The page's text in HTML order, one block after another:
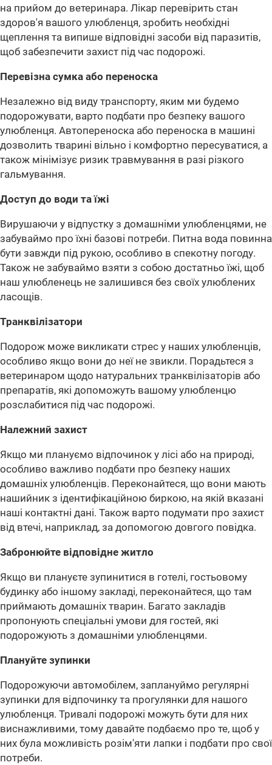
на прийом до ветеринара. Лікар перевірить стан
здоров'я вашого улюбленця, зробить необхідні
щеплення та випише відповідні засоби від паразитів,
щоб забезпечити захист під час подорожі.
Перевізна сумка або переноска
Незалежно від виду транспорту, яким ми будемо
подорожувати, варто подбати про безпеку вашого
улюбленця. Автопереноска або переноска в машині
дозволить тварині вільно і комфортно пересуватися, а
також мінімізує ризик травмування в разі різкого
гальмування.
Доступ до води та їжі
Вирушаючи у відпустку з домашніми улюбленцями, не
забуваймо про їхні базові потреби. Питна вода повинна
бути завжди під рукою, особливо в спекотну погоду.
Також не забуваймо взяти з собою достатньо їжі, щоб
наш улюбленець не залишився без своїх улюблених
ласощів.
Транквілізатори
Подорож може викликати стрес у наших улюбленців,
особливо якщо вони до неї не звикли. Порадьтеся з
ветеринаром щодо натуральних транквілізаторів або
препаратів, які допоможуть вашому улюбленцю
розслабитися під час подорожі.
Належний захист
Якщо ми плануємо відпочинок у лісі або на природі,
особливо важливо подбати про безпеку наших
домашніх улюбленців. Переконайтеся, що вони мають
нашийник з ідентифікаційною биркою, на якій вказані
наші контактні дані. Також варто подумати про захист
від втечі, наприклад, за допомогою довгого повідка.
Забронюйте відповідне житло
Якщо ви плануєте зупинитися в готелі, гостьовому
будинку або іншому закладі, переконайтеся, що там
приймають домашніх тварин. Багато закладів
пропонують спеціальні умови для гостей, які
подорожують з домашніми улюбленцями.
Плануйте зупинки
Подорожуючи автомобілем, заплануймо регулярні
зупинки для відпочинку та прогулянки для нашого
улюбленця. Тривалі подорожі можуть бути для них
виснажливими, тому давайте подбаємо про те, щоб у
них була можливість розім'яти лапки і подбати про свої
потреби.